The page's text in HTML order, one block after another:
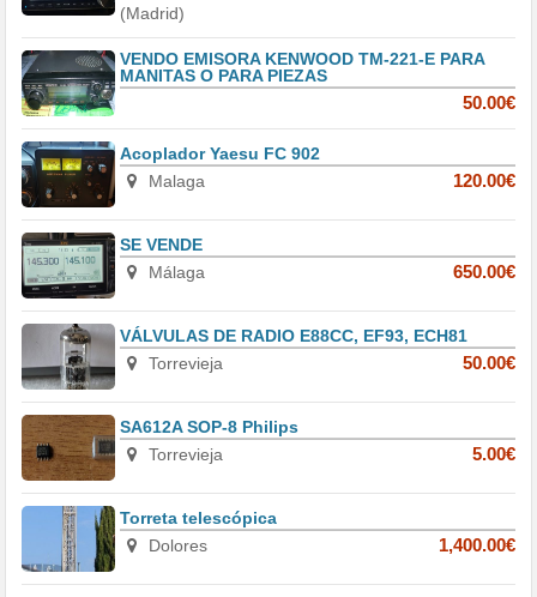
(Madrid)
VENDO EMISORA KENWOOD TM-221-E PARA
MANITAS O PARA PIEZAS
50.00€
Acoplador Yaesu FC 902
Malaga
120.00€
SE VENDE
Málaga
650.00€
VÁLVULAS DE RADIO E88CC, EF93, ECH81
Torrevieja
50.00€
SA612A SOP-8 Philips
Torrevieja
5.00€
Torreta telescópica
Dolores
1,400.00€